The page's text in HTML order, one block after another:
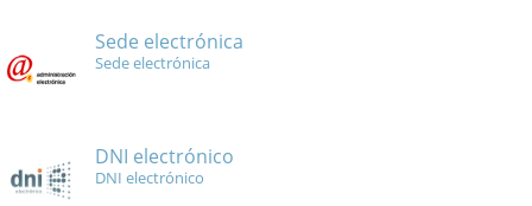
Sede electrónica
Sede electrónica
DNI electrónico
DNI electrónico